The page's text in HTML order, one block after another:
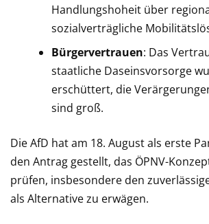
Handlungshoheit über
sozialverträgliche
Bürgervertrauen: Das
staatliche Daseinsvorsorge
erschüttert, die
sind groß.
Die AfD hat am 18. August als erste
den Antrag gestellt, das ÖPNV-
prüfen, insbesondere den
als Alternative zu erwägen.